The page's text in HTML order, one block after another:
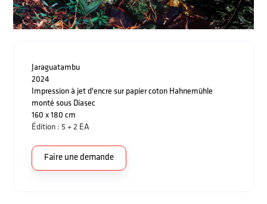
Jaraguatambu
2024
Impression à jet d'encre sur papier coton Hahnemühle
monté sous Diasec
160 x 180 cm
Édition : 5 + 2 EA
Faire une demande